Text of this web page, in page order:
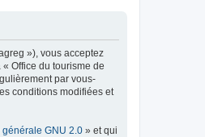
»), vous acceptez
Office du tourisme de
par vous-
conditions modifiées et
GNU 2.0 » et qui